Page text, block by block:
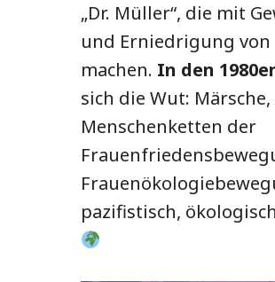
„Dr. Müller“, die mit
und Erniedrigung von
machen. In den
sich die Wut:
Menschenketten der
pazifistisch,